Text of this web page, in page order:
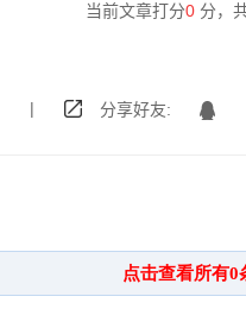
当前文章打分0 分，
| 分享好友: